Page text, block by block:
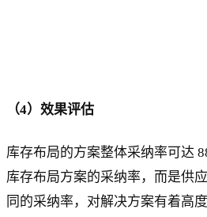
（4）效果评估
库存布局的方案整体采纳率可达
库存布局方案的采纳率，而是供
同的采纳率，对解决方案有着高